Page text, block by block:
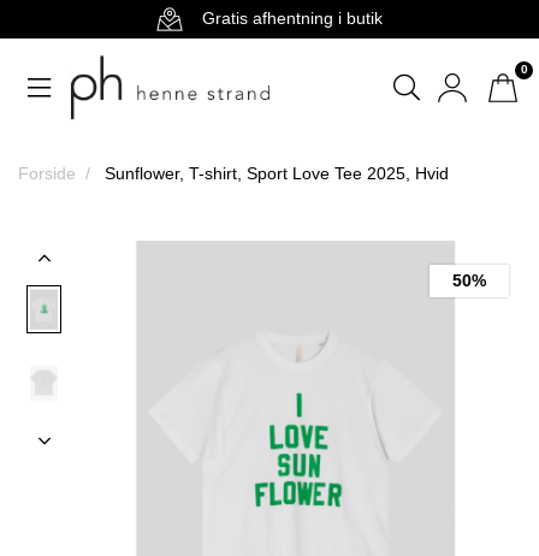
Gratis afhentning i butik
0
Forside Sunflower, T-shirt, Sport Love Tee 2025, Hvid
50%